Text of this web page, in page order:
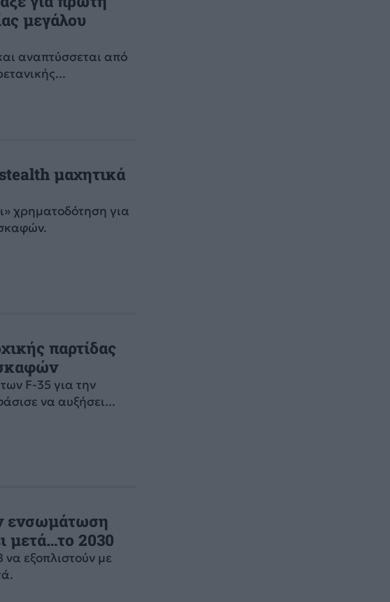
μεγάλου
αναπτύσσεται από
μαχητικά
χρηματοδότηση για
παρτίδας
F-35 για την
να αυξήσει...
ενσωμάτωση
μετά…το 2030
εξοπλιστούν με